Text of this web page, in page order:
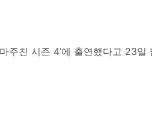
주친 시즌 4’에 출연했다고 23일